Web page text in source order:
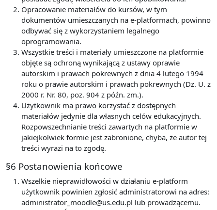
Opracowanie materiałów do kursów, w tym
dokumentów umieszczanych na e-platformach, powinno
odbywać się z wykorzystaniem legalnego
oprogramowania.
Wszystkie treści i materiały umieszczone na platformie
objęte są ochroną wynikającą z ustawy oprawie
autorskim i prawach pokrewnych z dnia 4 lutego 1994
roku o prawie autorskim i prawach pokrewnych (Dz. U. z
2000 r. Nr. 80, poz. 904 z późn. zm.).
Użytkownik ma prawo korzystać z dostępnych
materiałów jedynie dla własnych celów edukacyjnych.
Rozpowszechnianie treści zawartych na platformie w
jakiejkolwiek formie jest zabronione, chyba, że autor tej
treści wyrazi na to zgodę.
§6 Postanowienia końcowe
Wszelkie nieprawidłowości w działaniu e-platform
użytkownik powinien zgłosić administratorowi na adres:
administrator_moodle@us.edu.pl lub prowadzącemu.